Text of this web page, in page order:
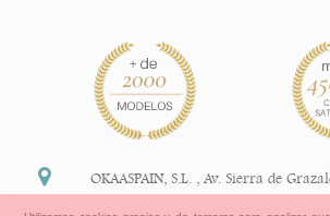
OKAASPAIN, S.L. ,Av. Sierra de